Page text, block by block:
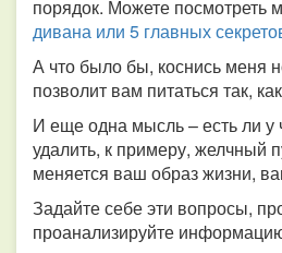
порядок. Можете посмотреть
дивана или 5 главных
А что было бы, коснись меня
позволит вам питаться так,
И еще одна мысль – есть ли
удалить, к примеру, желчный
меняется ваш образ жизни,
Задайте себе эти вопросы,
проанализируйте